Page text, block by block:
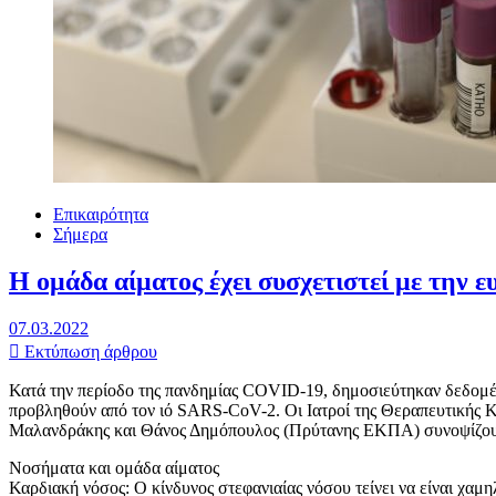
Επικαιρότητα
Σήμερα
Η ομάδα αίματος έχει συσχετιστεί με την
07.03.2022
Εκτύπωση άρθρου
Κατά την περίοδο της πανδημίας COVID-19, δημοσιεύτηκαν
προβληθούν από τον ιό SARS-CoV-2. Οι Ιατροί της
Μαλανδράκης και Θάνος Δημόπουλος (Πρύτανης ΕΚΠΑ) συνοψίζουν
Νοσήματα και ομάδα αίματος
Καρδιακή νόσος: Ο κίνδυνος στεφανιαίας νόσου τείνει να είναι